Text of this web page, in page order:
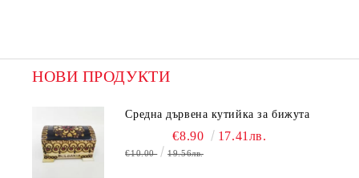
НОВИ ПРОДУКТИ
Средна дървена кутийка за бижута
€8.90 17.41лв.
€10.00 19.56лв.